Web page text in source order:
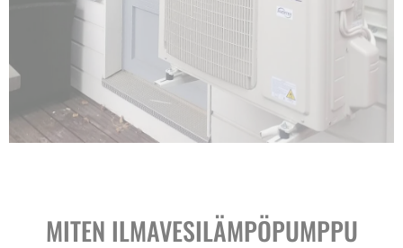
MITEN ILMAVESILÄMPÖPUMPPU